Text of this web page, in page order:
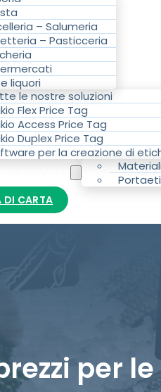
– Salumeria
– Pasticceria
liquori
le nostre soluzioni
Flex Price Tag
Access Price Tag
Duplex Price Tag
per la creazione di
DI CARTA
per